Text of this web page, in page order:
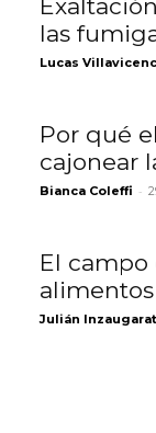
las
Lucas
Por qué
cajonear
Bianca Coleffi -
El
Julián Inzaugarat